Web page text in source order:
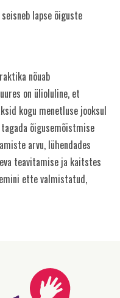
lapse õiguste
nõuab
on ülioluline, et
kogu menetluse jooksul
õigusemõistmise
arvu, lühendades
teavitamise ja kaitstes
ette valmistatud,